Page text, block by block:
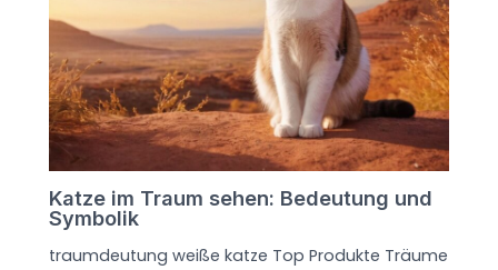
Katze im Traum sehen: Bedeutung und
Symbolik
traumdeutung weiße katze Top Produkte Träume